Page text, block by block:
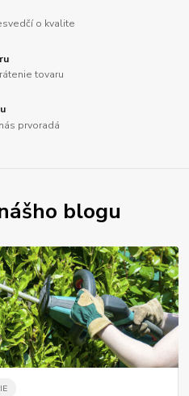
o kvalite
tovaru
prvoradá
blogu